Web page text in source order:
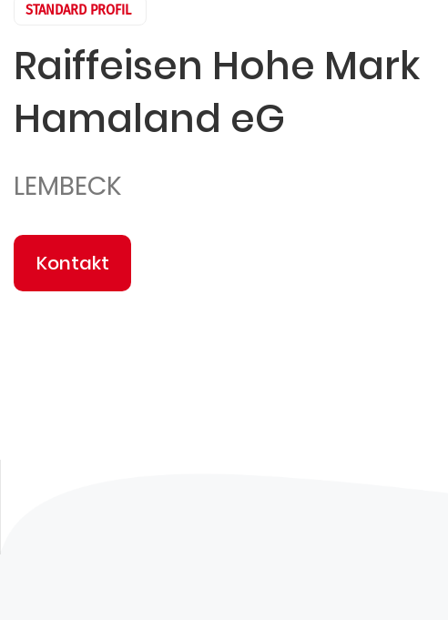
STANDARD PROFIL
Raiffeisen Hohe Mark
Hamaland eG
LEMBECK
Kontakt